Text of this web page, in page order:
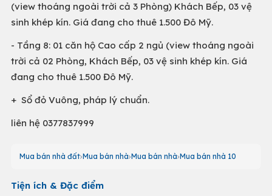
(view thoáng ngoài trời cả 3 Phòng) Khách Bếp, 03 vệ
sinh khép kín. Giá đang cho thuê 1.500 Đô Mỹ.
- Tầng 8: 01 căn hộ Cao cấp 2 ngủ (view thoáng ngoài
trời cả 02 Phòng, Khách Bếp, 03 vệ sinh khép kín. Giá
đang cho thuê 1.500 Đô Mỹ.
+ Sổ đỏ Vuông, pháp lý chuẩn.
liên hệ 0377837999
Mua bán nhà đất Mua bán nhà Mua bán nhà Mua bán nhà 10
Tiện ích & Đặc điểm